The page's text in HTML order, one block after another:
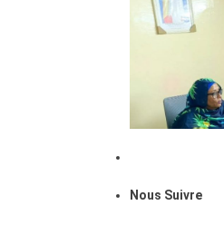
Nous Suivre